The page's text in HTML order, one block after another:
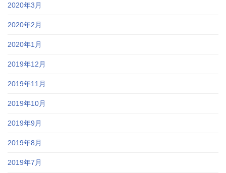
2020年3月
2020年2月
2020年1月
2019年12月
2019年11月
2019年10月
2019年9月
2019年8月
2019年7月